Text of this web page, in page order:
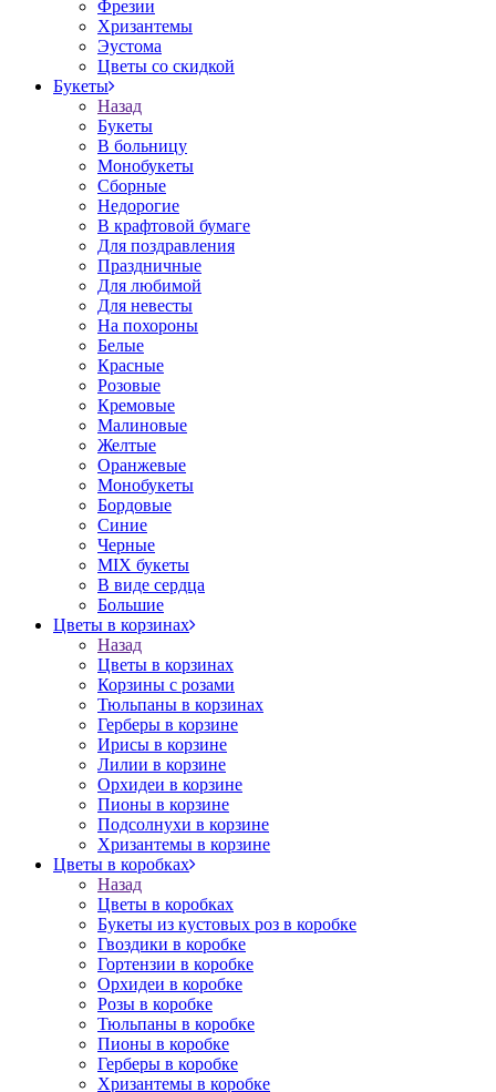
Фрезии
Хризантемы
Эустома
Цветы со скидкой
Букеты
Назад
Букеты
В больницу
Монобукеты
Сборные
Недорогие
В крафтовой бумаге
Для поздравления
Праздничные
Для любимой
Для невесты
На похороны
Белые
Красные
Розовые
Кремовые
Малиновые
Желтые
Оранжевые
Монобукеты
Бордовые
Синие
Черные
MIX букеты
В виде сердца
Большие
Цветы в корзинах
Назад
Цветы в корзинах
Корзины с розами
Тюльпаны в корзинах
Герберы в корзине
Ирисы в корзине
Лилии в корзине
Орхидеи в корзине
Пионы в корзине
Подсолнухи в корзине
Хризантемы в корзине
Цветы в коробках
Назад
Цветы в коробках
Букеты из кустовых роз в коробке
Гвоздики в коробке
Гортензии в коробке
Орхидеи в коробке
Розы в коробке
Тюльпаны в коробке
Пионы в коробке
Герберы в коробке
Хризантемы в коробке